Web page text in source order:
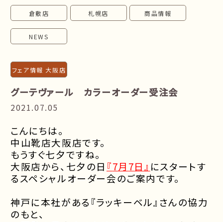
倉敷店 札幌店 商品情報
NEWS
フェア情報 大阪店
グーテヴァール カラーオーダー受注会
2021.07.05
こんにちは。
中山靴店大阪店です。
もうすぐ七夕ですね。
大阪店から、七夕の日 『7月 7日』 にスタートす
るスペシャルオーダー会のご案内です。
神戸に本社がある『ラッキーベル』さんの協力
のもと、